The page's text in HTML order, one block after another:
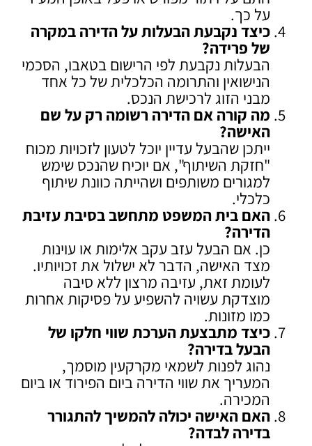
על כך.
כיצד נקבעת הבעלות על הדירה במקרה
של פרידה?
הבעלות נקבעת לפי הרישום בטאבו, הסכמי
הנישואין והתרומה הכלכלית של כל אחד
מבני הזוג לרכישת הנכס.
מה קורה אם הדירה רשומה רק על שם
האישה?
ייתכן שהבעל עדיין יוכל לטעון לזכויות מכוח
"חזקת השיתוף", אם יוכיח שהנכס שימש
למגורים משותפים ושהייתה כוונת שיתוף
כלכלי.
האם בית המשפט מתחשב בסיבת עזיבת
הדירה?
כן. אם הבעל עזב עקב אלימות או עוינות
מצד האישה, הדבר לא ישלול את זכויותיו.
לעומת זאת, עזיבה מרצון ללא סיבה
מוצדקת עשויה להשפיע על פסיקות אחרות
כמו מזונות.
כיצד מתבצעת הערכת שווי חלקו של
הבעל בדירה?
נהוג לפנות לשמאי מקרקעין מוסמך,
המעריך את שווי הדירה ביום הפירוד או ביום
המכירה.
האם האישה יכולה להמשיך להתגורר
בדירה לבדה?